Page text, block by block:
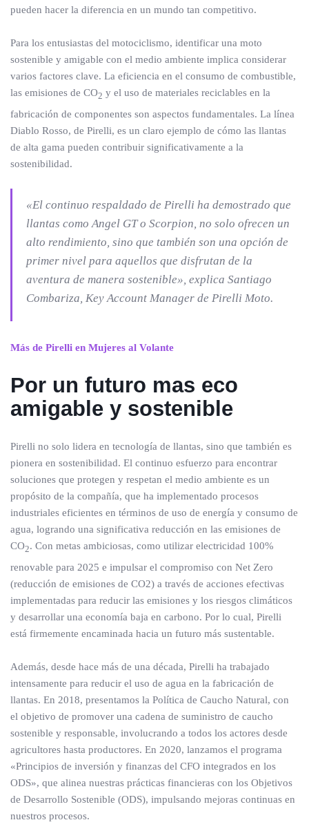
pueden hacer la diferencia en un mundo tan competitivo.
Para los entusiastas del motociclismo, identificar una moto
sostenible y amigable con el medio ambiente implica considerar
varios factores clave. La eficiencia en el consumo de combustible,
las emisiones de CO2 y el uso de materiales reciclables en la
fabricación de componentes son aspectos fundamentales. La línea
Diablo Rosso, de Pirelli, es un claro ejemplo de cómo las llantas
de alta gama pueden contribuir significativamente a la
sostenibilidad.
«El continuo respaldado de Pirelli ha demostrado que
llantas como Angel GT o Scorpion, no solo ofrecen un
alto rendimiento, sino que también son una opción de
primer nivel para aquellos que disfrutan de la
aventura de manera sostenible», explica Santiago
Combariza, Key Account Manager de Pirelli Moto.
Más de Pirelli en Mujeres al Volante
Por un futuro mas eco
amigable y sostenible
Pirelli no solo lidera en tecnología de llantas, sino que también es
pionera en sostenibilidad. El continuo esfuerzo para encontrar
soluciones que protegen y respetan el medio ambiente es un
propósito de la compañía, que ha implementado procesos
industriales eficientes en términos de uso de energía y consumo de
agua, logrando una significativa reducción en las emisiones de
CO2. Con metas ambiciosas, como utilizar electricidad 100%
renovable para 2025 e impulsar el compromiso con Net Zero
(reducción de emisiones de CO2) a través de acciones efectivas
implementadas para reducir las emisiones y los riesgos climáticos
y desarrollar una economía baja en carbono. Por lo cual, Pirelli
está firmemente encaminada hacia un futuro más sustentable.
Además, desde hace más de una década, Pirelli ha trabajado
intensamente para reducir el uso de agua en la fabricación de
llantas. En 2018, presentamos la Política de Caucho Natural, con
el objetivo de promover una cadena de suministro de caucho
sostenible y responsable, involucrando a todos los actores desde
agricultores hasta productores. En 2020, lanzamos el programa
«Principios de inversión y finanzas del CFO integrados en los
ODS», que alinea nuestras prácticas financieras con los Objetivos
de Desarrollo Sostenible (ODS), impulsando mejoras continuas en
nuestros procesos.